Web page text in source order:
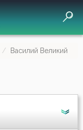
Василий Великий